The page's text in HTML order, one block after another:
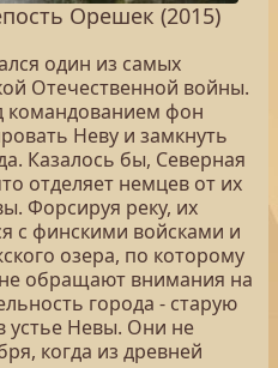
Орешек (2015)
один из самых
Отечественной войны.
командованием фон
Неву и замкнуть
Казалось бы, Северная
отделяет немцев от их
Форсируя реку, их
с финскими войсками и
озера, по которому
обращают внимания на
города - старую
устье Невы. Они не
когда из древней